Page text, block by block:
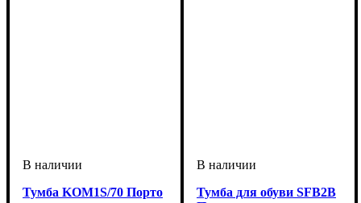
Тумба KOM1S/70 Порто
Тумба для обуви SFB2B